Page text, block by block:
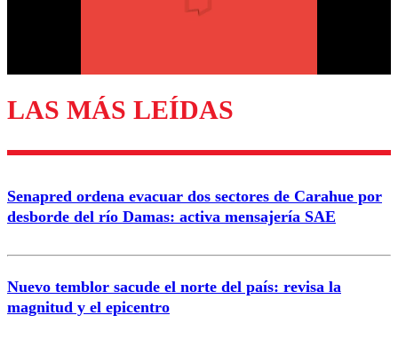
Enviar comentario
LAS MÁS LEÍDAS
Senapred ordena evacuar dos sectores de Carahue por
desborde del río Damas: activa mensajería SAE
Nuevo temblor sacude el norte del país: revisa la
magnitud y el epicentro